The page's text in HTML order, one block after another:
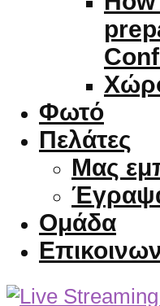
Φωτό
Πελάτες
Μας
Ομάδα